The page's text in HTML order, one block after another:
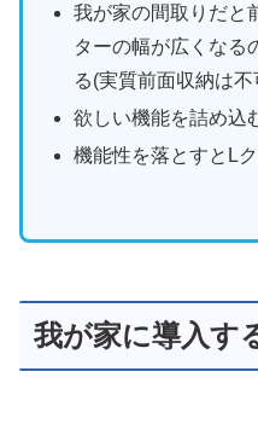
我が家の間取りだと
ターの幅が広くなる
る(実質前面収納は不
欲しい機能を詰め込
機能性を落とすとL
我が家に導入す